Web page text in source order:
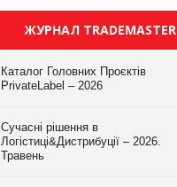
ЖУРНАЛ TRADEMASTER
Каталог Головних Проєктів
PrivateLabel – 2026
Сучасні рішення в
Логістиці&Дистрибуції – 2026.
Травень